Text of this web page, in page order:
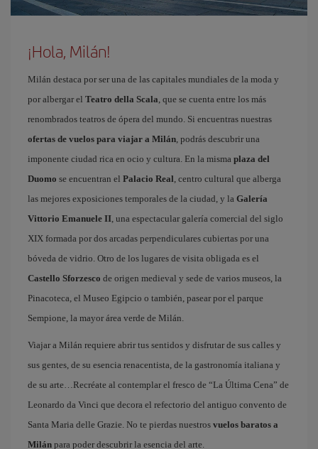
¡Hola, Milán!
Milán destaca por ser una de las capitales mundiales de la moda y
por albergar el Teatro della Scala, que se cuenta entre los más
renombrados teatros de ópera del mundo. Si encuentras nuestras
ofertas de vuelos para viajar a Milán, podrás descubrir una
imponente ciudad rica en ocio y cultura. En la misma plaza del
Duomo se encuentran el Palacio Real, centro cultural que alberga
las mejores exposiciones temporales de la ciudad, y la Galería
Vittorio Emanuele II, una espectacular galería comercial del siglo
XIX formada por dos arcadas perpendiculares cubiertas por una
bóveda de vidrio. Otro de los lugares de visita obligada es el
Castello Sforzesco de origen medieval y sede de varios museos, la
Pinacoteca, el Museo Egipcio o también, pasear por el parque
Sempione, la mayor área verde de Milán.
Viajar a Milán requiere abrir tus sentidos y disfrutar de sus calles y
sus gentes, de su esencia renacentista, de la gastronomía italiana y
de su arte…Recréate al contemplar el fresco de “La Última Cena” de
Leonardo da Vinci que decora el refectorio del antiguo convento de
Santa Maria delle Grazie. No te pierdas nuestros vuelos baratos a
Milán para poder descubrir la esencia del arte.